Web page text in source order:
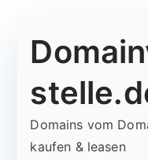
Inhalt
Domains vom
kaufen & leasen